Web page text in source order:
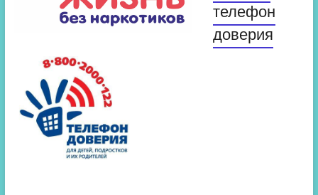
телефон
доверия